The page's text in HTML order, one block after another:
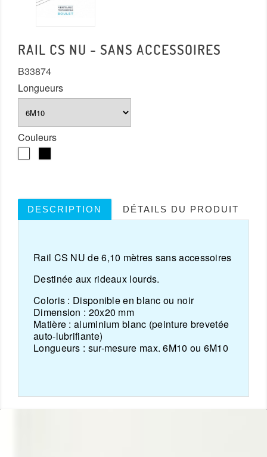
RAIL CS NU - SANS ACCESSOIRES
B33874
Longueurs
Couleurs
DESCRIPTION DÉTAILS DU PRODUIT
Rail CS NU de 6,10 mètres sans accessoires
Destinée aux rideaux lourds.
Coloris : Disponible en blanc ou noir
Dimension : 20x20 mm
Matière : aluminium blanc (peinture brevetée
auto-lubrifiante)
Longueurs : sur-mesure max. 6M10 ou 6M10